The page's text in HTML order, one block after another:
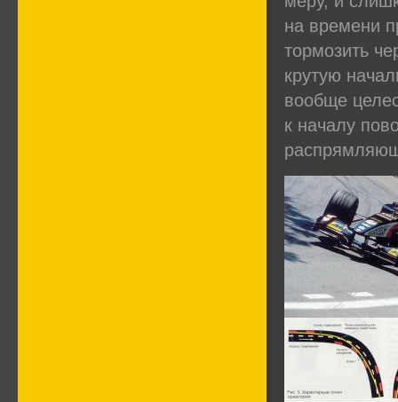
на времени
тормозить
крутую
вообще
к началу